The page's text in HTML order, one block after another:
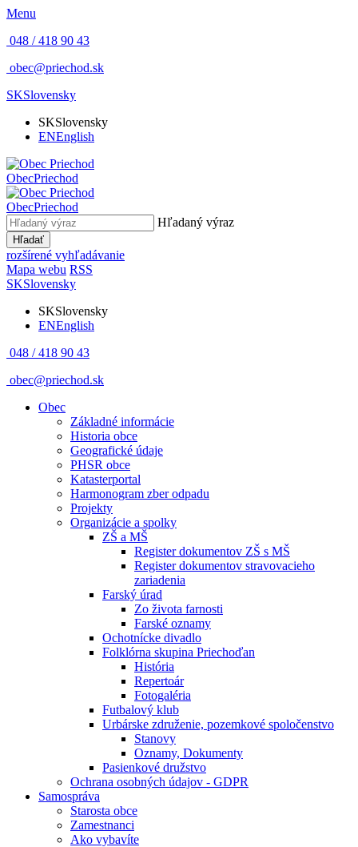
Menu
048 / 418 90 43
obec@priechod.sk
SKSlovensky
SKSlovensky
ENEnglish
ObecPriechod
ObecPriechod
Hľadaný výraz
Hľadať
rozšírené vyhľadávanie
Mapa webu RSS
SKSlovensky
SKSlovensky
ENEnglish
048 / 418 90 43
obec@priechod.sk
Obec
Základné informácie
Historia obce
Geografické údaje
PHSR obce
Katasterportal
Harmonogram zber odpadu
Projekty
Organizácie a spolky
ZŠ a MŠ
Register dokumentov ZŠ s MŠ
Register dokumentov stravovacieho
zariadenia
Farský úrad
Zo života farnosti
Farské oznamy
Ochotnícke divadlo
Folklórna skupina Priechoďan
História
Repertoár
Fotogaléria
Futbalový klub
Urbárske združenie, pozemkové spoločenstvo
Stanovy
Oznamy, Dokumenty
Pasienkové družstvo
Ochrana osobných údajov - GDPR
Samospráva
Starosta obce
Zamestnanci
Ako vybavíte